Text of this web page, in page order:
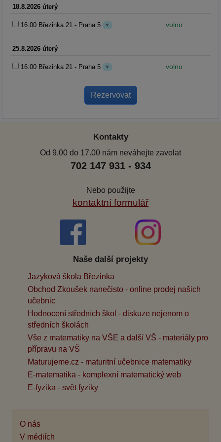
18.8.2026 úterý
16:00 Březinka 21 - Praha 5 ? volno
25.8.2026 úterý
16:00 Březinka 21 - Praha 5 ? volno
Kontakty
Od 9.00 do 17.00 nám neváhejte zavolat
702 147 931 - 934
Nebo použijte
kontaktní formulář
Naše další projekty
Jazyková škola Březinka
Obchod Zkoušek nanečisto - online prodej našich
učebnic
Hodnocení středních škol - diskuze nejenom o
středních školách
Vše z matematiky na VŠE a další VŠ - materiály pro
přípravu na VŠ
Maturujeme.cz - maturitní učebnice matematiky
E-matematika - komplexní matematický web
E-fyzika - svět fyziky
O nás
V médiích